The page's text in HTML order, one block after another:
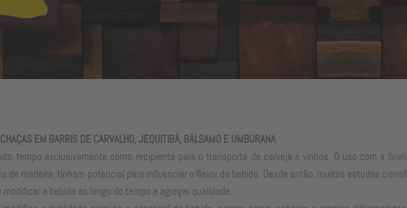
EM BARRIS DE CARVALHO, JEQUITIBÁ, BÁLSAMO E UMBURANA
tempo exclusivamente como recipiente para o transporte de cerveja e vinhos. O uso com a
de madeira, tinham potencial para influenciar o flavor da bebida. Desde então, muitos estudos
a bebida ao longo do tempo e agregar qualidade.